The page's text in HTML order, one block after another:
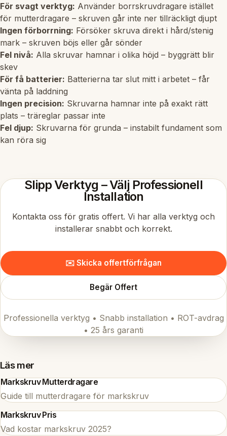
För svagt verktyg: Använder borrskruvdragare istället
för mutterdragare – skruven går inte ner tillräckligt djupt
Ingen förborrning: Försöker skruva direkt i hård/stenig
mark – skruven böjs eller går sönder
Fel nivå: Alla skruvar hamnar i olika höjd – byggrätt blir
skev
För få batterier: Batterierna tar slut mitt i arbetet – får
vänta på laddning
Ingen precision: Skruvarna hamnar inte på exakt rätt
plats – träreglar passar inte
Fel djup: Skruvarna för grunda – instabilt fundament som
kan röra sig
Slipp Verktyg – Välj Professionell
Installation
Kontakta oss för gratis offert. Vi har alla verktyg och
installerar snabbt och korrekt.
✉️ Skicka offertförfrågan
Begär Offert
Professionella verktyg • Snabb installation • ROT-avdrag
• 25 års garanti
Läs mer
Markskruv Mutterdragare
Guide till mutterdragare för markskruv
Markskruv Pris
Vad kostar markskruv 2025?